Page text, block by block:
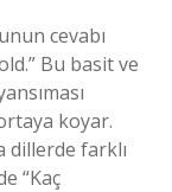
cevabı
Bu basit ve
koyar.
dillerde farklı
“Kaç